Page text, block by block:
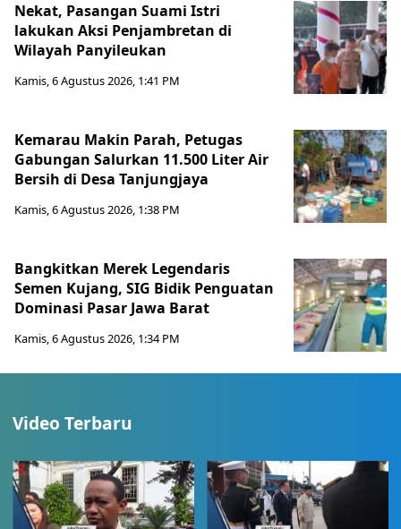
Nekat, Pasangan Suami Istri
lakukan Aksi Penjambretan di
Wilayah Panyileukan
Kamis, 6 Agustus 2026, 1:41 PM
Kemarau Makin Parah, Petugas
Gabungan Salurkan 11.500 Liter Air
Bersih di Desa Tanjungjaya
Kamis, 6 Agustus 2026, 1:38 PM
Bangkitkan Merek Legendaris
Semen Kujang, SIG Bidik Penguatan
Dominasi Pasar Jawa Barat
Kamis, 6 Agustus 2026, 1:34 PM
Video Terbaru